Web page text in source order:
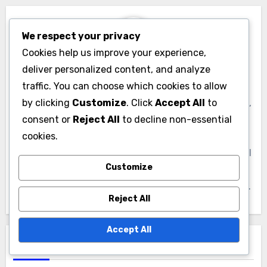
fiabilité
Négociation et
Meilleures Approches
ByLucien Moreau
Lucien Moreau est un expert en génération de leads,
passionné par la création de sites web qui
transforment les visiteurs en clients. Avec plus de
dix ans d'expérience dans le marketing numérique, il
We respect your privacy
Cookies help us improve your experience,
deliver personalized content, and analyze
traffic. You can choose which cookies to allow
by clicking Customize. Click Accept All to
consent or Reject All to decline non-essential
cookies.
Customize
Reject All
Accept All